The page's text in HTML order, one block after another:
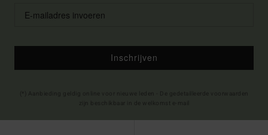
Inschrijven